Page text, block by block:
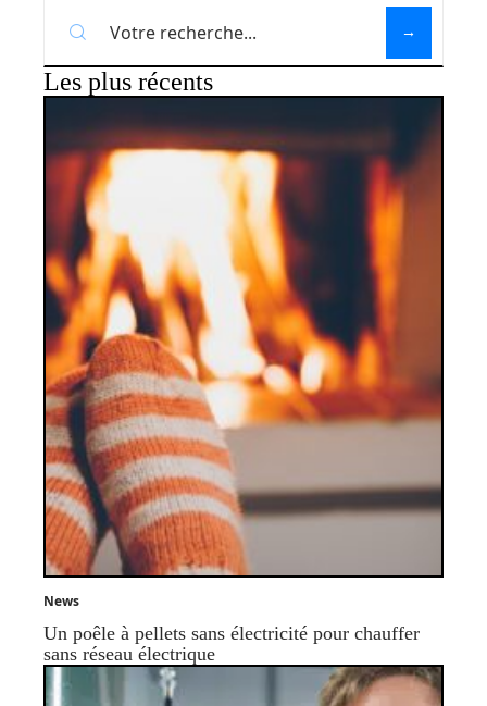
Les plus récents
News
Un poêle à pellets sans électricité pour chauffer
sans réseau électrique